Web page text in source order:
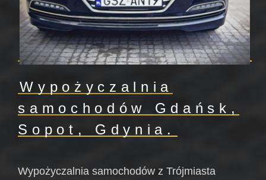
Wypożyczalnia
samochodów Gdańsk,
Sopot, Gdynia.
Wypożyczalnia samochodów z Trójmiasta